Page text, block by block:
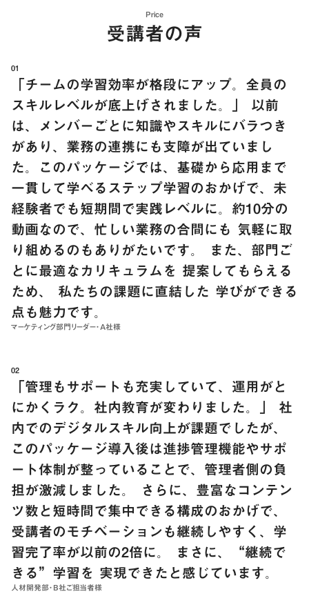
01
「チームの学習効率が格段にアップ。全員の
スキルレベルが底上げされました。」 以前
は、メンバーごとに知識やスキルにバラつき
があり、業務の連携にも支障が出ていまし
た。このパッケージでは、基礎から応用まで
一貫して学べるステップ学習のおかげで、未
経験者でも短期間で実践レベルに。約10分の
動画なので、忙しい業務の合間にも 気軽に取
り組めるのもありがたいです。 また、部門ご
とに最適なカリキュラムを 提案してもらえる
ため、 私たちの課題に直結した 学びができる
点も魅力です。
マーケティング部門リーダー・A社様
02
「管理もサポートも充実していて、運用がと
にかくラク。社内教育が変わりました。」 社
内でのデジタルスキル向上が課題でしたが、
このパッケージ導入後は進捗管理機能やサポ
ート体制が整っていることで、管理者側の負
担が激減しました。 さらに、豊富なコンテン
ツ数と短時間で集中できる構成のおかげで、
受講者のモチベーションも継続しやすく、学
習完了率が以前の2倍に。 まさに、“継続で
きる”学習を 実現できたと感じています。
人材開発部・B社ご担当者様
受講者の声
Price